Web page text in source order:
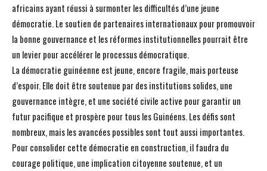
africains ayant réussi à surmonter les difficultés d’une jeune
démocratie. Le soutien de partenaires internationaux pour promouvoir
la bonne gouvernance et les réformes institutionnelles pourrait être
un levier pour accélérer le processus démocratique.
La démocratie guinéenne est jeune, encore fragile, mais porteuse
d’espoir. Elle doit être soutenue par des institutions solides, une
gouvernance intègre, et une société civile active pour garantir un
futur pacifique et prospère pour tous les Guinéens. Les défis sont
nombreux, mais les avancées possibles sont tout aussi importantes.
Pour consolider cette démocratie en construction, il faudra du
courage politique, une implication citoyenne soutenue, et un